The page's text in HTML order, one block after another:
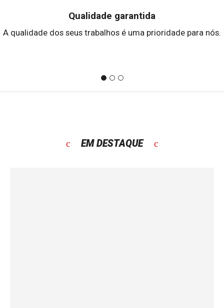
Qualidade garantida
A qualidade dos seus trabalhos é uma prioridade para nós.
EM DESTAQUE